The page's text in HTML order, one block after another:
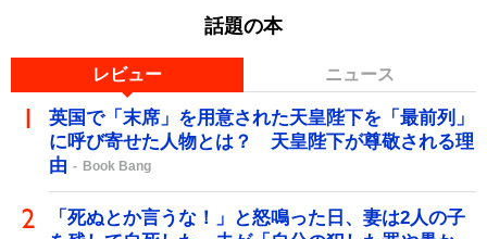
話題の本
レビュー ニュース
英国で「末席」を用意された天皇陛下を「最前列」
に呼び寄せた人物とは？ 天皇陛下が尊敬される理
由
Book Bang
「死ぬとか言うな！」と怒鳴った日、妻は2人の子